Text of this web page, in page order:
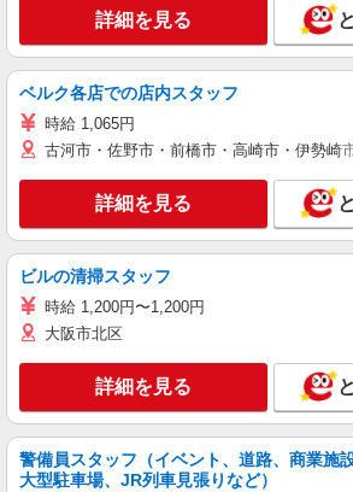
詳細を見る
ベルク各店での店内スタッフ
時給 1,065円
古河市・佐野市・前橋市・高崎市・伊勢崎
詳細を見る
ビルの清掃スタッフ
時給 1,200円〜1,200円
大阪市北区
詳細を見る
警備員スタッフ（イベント、道路、商業施設
大型駐車場、JR列車見張りなど）